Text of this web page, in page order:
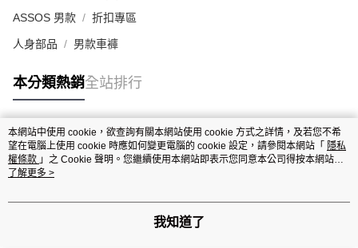
ASSOS 男款 折扣專區
人身部品 男款車褲
本分類熱銷全站排行
熱門標籤
本網站中使用 cookie，欲查詢有關本網站使用 cookie 方式之詳情，及若您不希
望在電腦上使用 cookie 時應如何變更電腦的 cookie 設定，請參閱本網站「 隱私
權條款 」之 Cookie 聲明。您繼續使用本網站即表示您同意本公司得按本網站使
用條款之 Cookie 聲明使用 cookie。
了解更多 >
我知道了